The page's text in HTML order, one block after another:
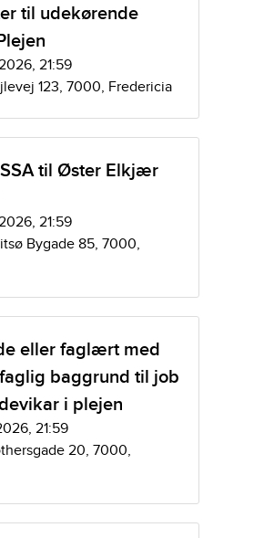
til udekørende
21:59
123, 7000, Fredericia
til Øster Elkjær
21:59
Bygade 85, 7000,
eller faglært med
baggrund til job
i plejen
21:59
20, 7000,